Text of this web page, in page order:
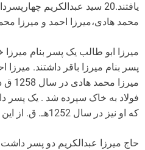
یافتند.20 سید عبدالکریم
محمد هادی،میرزا احمد و میرزا
میرزا ابو طالب یک پسر بنام
پسر بنام میرزا باقر داشتند.
فولاد به خاک سپرده شد . یک پسر
که او نیز در سال 1252هـ. ق. از این دنیا رفت .
حاج میرزا عبدالکریم دو پسر